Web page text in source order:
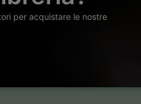
per acquistare le nostre